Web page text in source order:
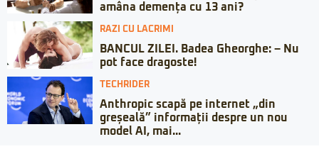
amâna demența cu 13 ani?
RAZI CU LACRIMI
BANCUL ZILEI. Badea Gheorghe: – Nu
pot face dragoste!
TECHRIDER
Anthropic scapă pe internet „din
greșeală” informații despre un nou
model AI, mai...